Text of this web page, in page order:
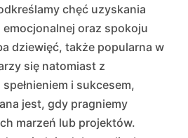
chęć uzyskania
oraz spokoju
dziewięć, także popularna w
się natomiast z
i sukcesem,
jest, gdy pragniemy
marzeń lub projektów.